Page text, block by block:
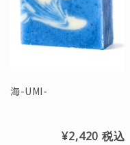
海-UMI-
¥2,420税込